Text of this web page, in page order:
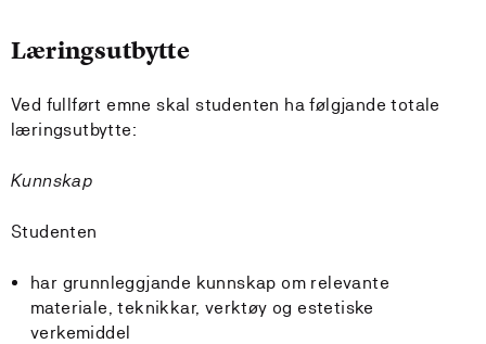
Læringsutbytte
Ved fullført emne skal studenten ha følgjande totale
læringsutbytte:
Kunnskap
Studenten
har grunnleggjande kunnskap om relevante
materiale, teknikkar, verktøy og estetiske
verkemiddel